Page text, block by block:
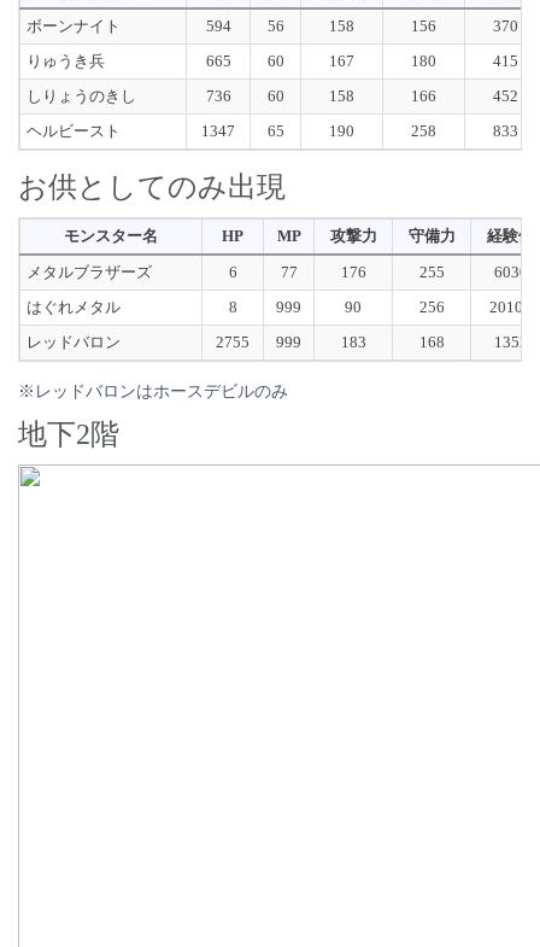
ボーンナイト
594 56 158 156
370
りゅうき兵
665 60 167 180
415
しりょうのきし
736 60 158 166
452
ヘルビースト
1347 65 190 258 833
お供としてのみ出現
モンスター名 HP MP 攻撃力 守備力
経験値
メタルブラザーズ
6 77 176 255
6030
はぐれメタル
8 999 90 256
20100
レッドバロン
2755 999 183 168 1352
※レッドバロンはホースデビルのみ
地下2階